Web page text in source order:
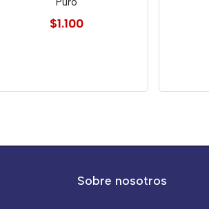
$1.100
Sobre nosotros